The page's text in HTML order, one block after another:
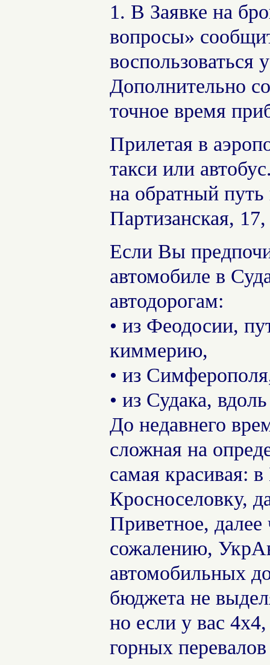
1. В Заявке на
вопросы»
воспользоваться
Дополнительно
точное время
Прилетая в
такси или
на обратный
Партизанская,
Если Вы
автомобиле в
автодорогам:
• из Феодосии,
киммерию,
• из
• из Судака,
До недавнего
сложная на
самая красивая:
Кросноселовку,
Приветное,
сожалению,
автомобильных
бюджета не
но если у вас
горных